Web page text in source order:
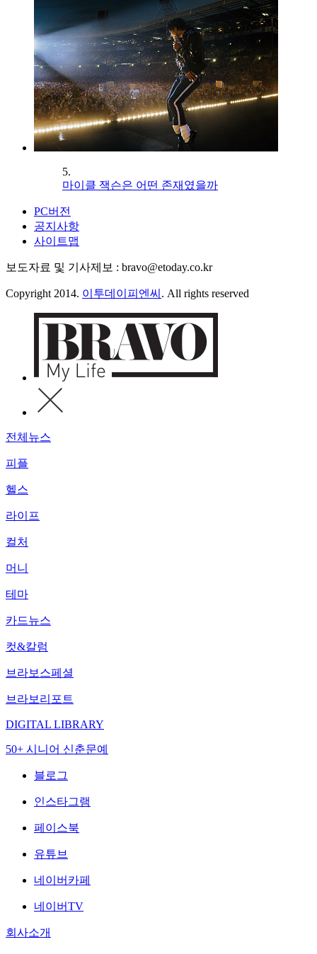
5.
마이클 잭슨은 어떤 존재였을까
PC버전
공지사항
사이트맵
보도자료 및 기사제보 : bravo@etoday.co.kr
Copyright 2014. 이투데이피엔씨 . All rights reserved
전체뉴스
피플
헬스
라이프
컬처
머니
테마
카드뉴스
컷&칼럼
브라보스페셜
브라보리포트
DIGITAL LIBRARY
50+ 시니어 신춘문예
블로그
인스타그램
페이스북
유튜브
네이버카페
네이버TV
회사소개